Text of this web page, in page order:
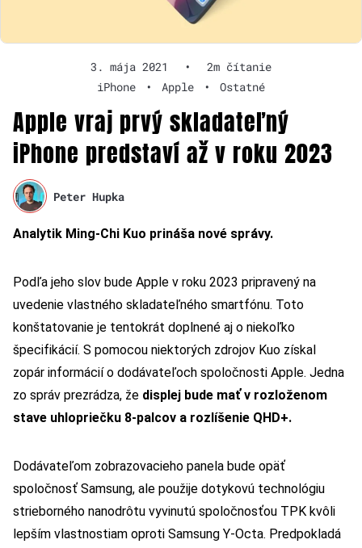
3. mája 2021 •
2m čítanie
iPhone
• Apple • Ostatné
Apple vraj prvý skladateľný
iPhone predstaví až v roku 2023
Peter Hupka
Analytik Ming-Chi Kuo prináša nové správy.
Podľa jeho slov bude Apple v roku 2023 pripravený na
uvedenie vlastného skladateľného smartfónu. Toto
konštatovanie je tentokrát doplnené aj o niekoľko
špecifikácií. S pomocou niektorých zdrojov Kuo získal
zopár informácií o dodávateľoch spoločnosti Apple. Jedna
zo správ prezrádza, že displej bude mať v rozloženom
stave uhlopriečku 8-palcov a rozlíšenie QHD+.
Dodávateľom zobrazovacieho panela bude opäť
spoločnosť Samsung, ale použije dotykovú technológiu
strieborného nanodrôtu vyvinutú spoločnosťou TPK kvôli
lepším vlastnostiam oproti Samsung Y-Octa. Predpokladá